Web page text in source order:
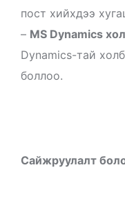
пост хийхдээ
– MS Dynamics
Dynamics-тай
боллоо.
Сайжруулалт